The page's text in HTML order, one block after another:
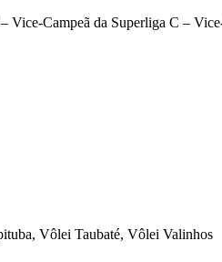
Campeã da Superliga C –
Vôlei Taubaté, Vôlei Valinhos